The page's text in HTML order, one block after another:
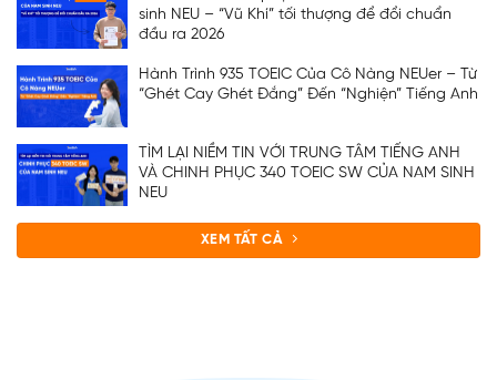
sinh NEU – “Vũ Khí” tối thượng để đổi chuẩn
đầu ra 2026
Hành Trình 935 TOEIC Của Cô Nàng NEUer – Từ
“Ghét Cay Ghét Đắng” Đến “Nghiện” Tiếng Anh
TÌM LẠI NIỀM TIN VỚI TRUNG TÂM TIẾNG ANH
VÀ CHINH PHỤC 340 TOEIC SW CỦA NAM SINH
NEU
XEM TẤT CẢ